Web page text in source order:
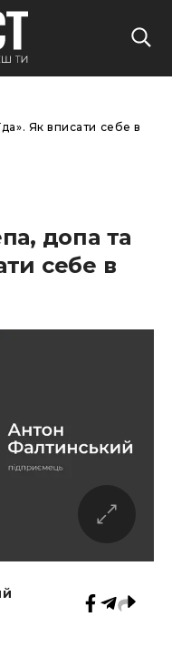
Як вписати себе в
допа та
себе в